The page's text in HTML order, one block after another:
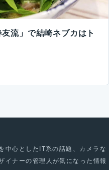
流」で結崎ネブカはト
中心としたIT系の話題、カメラな
イナーの管理人が気になった情報